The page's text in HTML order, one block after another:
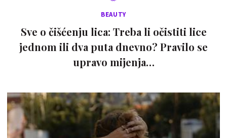
BEAUTY
Sve o čišćenju lica: Treba li očistiti lice
jednom ili dva puta dnevno? Pravilo se
upravo mijenja…